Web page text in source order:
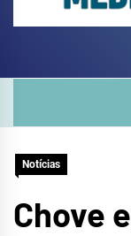
Notícias
Chove